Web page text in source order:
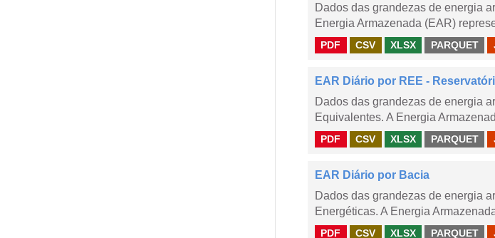
Dados das grandezas de energia
Energia Armazenada (EAR)
PDF CSV XLSX PARQUET
EAR Diário por REE -
Dados das grandezas de energia
Equivalentes. A Energia
PDF CSV XLSX PARQUET
EAR Diário por Bacia
Dados das grandezas de energia
Energéticas. A Energia
PDF CSV XLSX PARQUET